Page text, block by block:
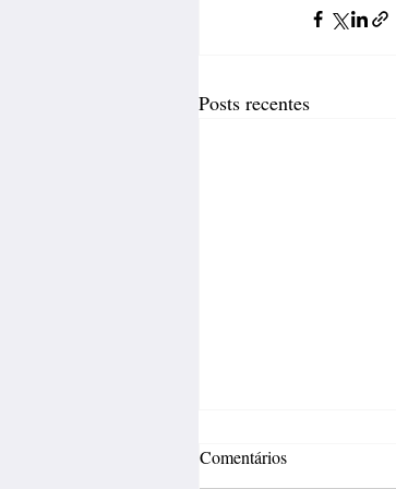
Posts recentes
Comentários